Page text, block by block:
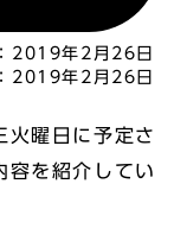
2019年2月26日
2019年2月26日
曜日に予定さ
容を紹介してい